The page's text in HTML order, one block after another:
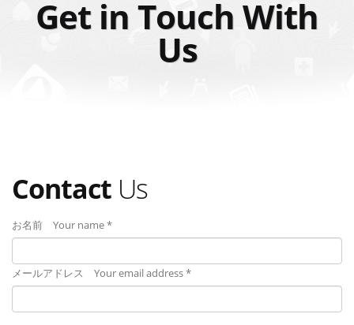
Get in Touch With
Us
Contact Us
お名前 Your name *
メールアドレス Your email address *